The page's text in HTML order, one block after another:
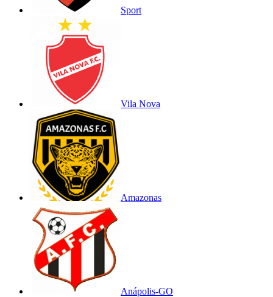
Sport
Vila Nova
Amazonas
Anápolis-GO